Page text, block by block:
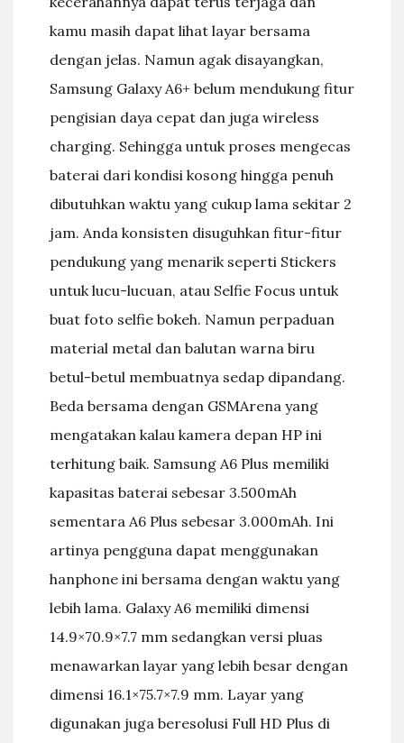
kamu masih dapat lihat layar bersama
dengan jelas. Namun agak disayangkan,
Samsung Galaxy A6+ belum mendukung fitur
pengisian daya cepat dan juga wireless
charging. Sehingga untuk proses mengecas
baterai dari kondisi kosong hingga penuh
dibutuhkan waktu yang cukup lama sekitar 2
jam. Anda konsisten disuguhkan fitur-fitur
pendukung yang menarik seperti Stickers
untuk lucu-lucuan, atau Selfie Focus untuk
buat foto selfie bokeh. Namun perpaduan
material metal dan balutan warna biru
betul-betul membuatnya sedap dipandang.
Beda bersama dengan GSMArena yang
mengatakan kalau kamera depan HP ini
terhitung baik. Samsung A6 Plus memiliki
kapasitas baterai sebesar 3.500mAh
sementara A6 Plus sebesar 3.000mAh. Ini
artinya pengguna dapat menggunakan
hanphone ini bersama dengan waktu yang
lebih lama. Galaxy A6 memiliki dimensi
14.9×70.9×7.7 mm sedangkan versi pluas
menawarkan layar yang lebih besar dengan
dimensi 16.1×75.7×7.9 mm. Layar yang
digunakan juga beresolusi Full HD Plus di